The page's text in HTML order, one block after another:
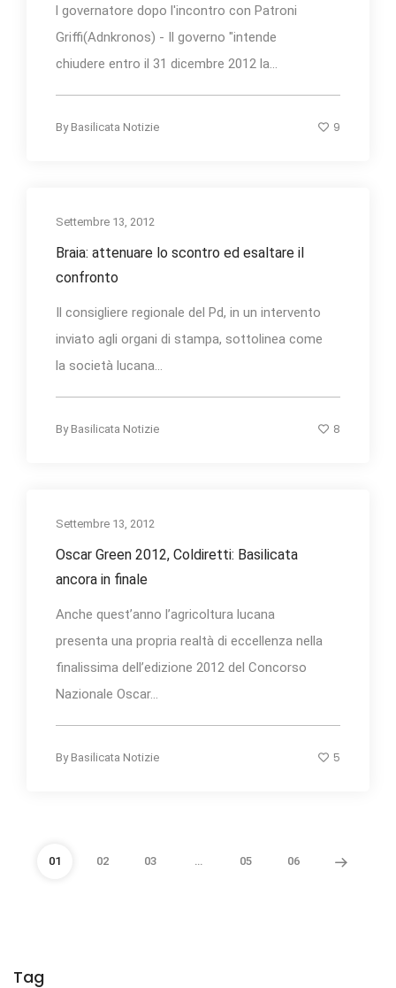
l governatore dopo l'incontro con Patroni
Griffi(Adnkronos) - Il governo "intende
chiudere entro il 31 dicembre 2012 la...
By Basilicata Notizie 9
Settembre 13, 2012
Braia: attenuare lo scontro ed esaltare il
confronto
Il consigliere regionale del Pd, in un intervento
inviato agli organi di stampa, sottolinea come
la società lucana...
By Basilicata Notizie 8
Settembre 13, 2012
Oscar Green 2012, Coldiretti: Basilicata
ancora in finale
Anche quest’anno l’agricoltura lucana
presenta una propria realtà di eccellenza nella
finalissima dell’edizione 2012 del Concorso
Nazionale Oscar...
By Basilicata Notizie 5
01 02 03 … 05 06
Tag